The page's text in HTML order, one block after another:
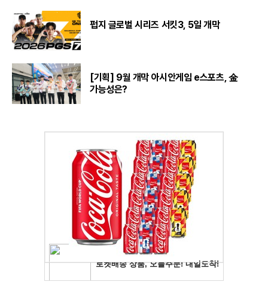
펍지 글로벌 시리즈 서킷3, 5일 개막
[기획] 9월 개막 아시안게임 e스포츠, 金
가능성은?